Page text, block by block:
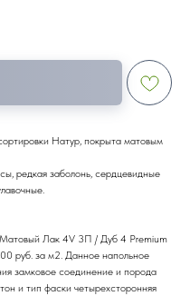
Натур, покрыта матовым
редкая заболонь, сердцевидные
Матовый Лак 4V 3П / Дуб 4 Premium
руб. за м2. Данное напольное
замковое соединение и порода
и тип фаски четырехсторонняя